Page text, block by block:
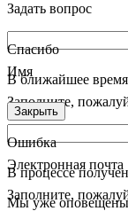
Задать вопрос
Имя
Заполните,
Электронная почта
Заполните,
Спасибо
В ближайшее
Закрыть
Ошибка
В процессе
Мы уже оповещены